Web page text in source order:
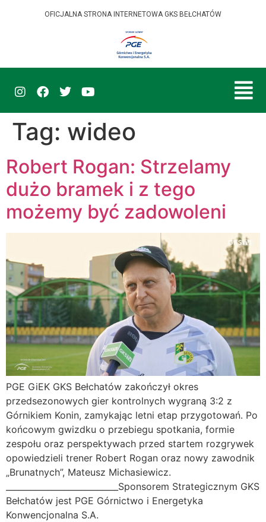
OFICJALNA STRONA INTERNETOWA GKS BEŁCHATÓW
Tag: wideo
Robert Rogan: Strzelamy
dużo bramek i z tego
możemy być zadowoleni
PGE GiEK GKS Bełchatów zakończył okres
przedsezonowych gier kontrolnych wygraną 3:2 z
Górnikiem Konin, zamykając letni etap przygotowań. Po
końcowym gwizdku o przebiegu spotkania, formie
zespołu oraz perspektywach przed startem rozgrywek
opowiedzieli trener Robert Rogan oraz nowy zawodnik
„Brunatnych”, Mateusz Michasiewicz.
___________________________Sponsorem Strategicznym GKS
Bełchatów jest PGE Górnictwo i Energetyka
Konwencjonalna S.A.